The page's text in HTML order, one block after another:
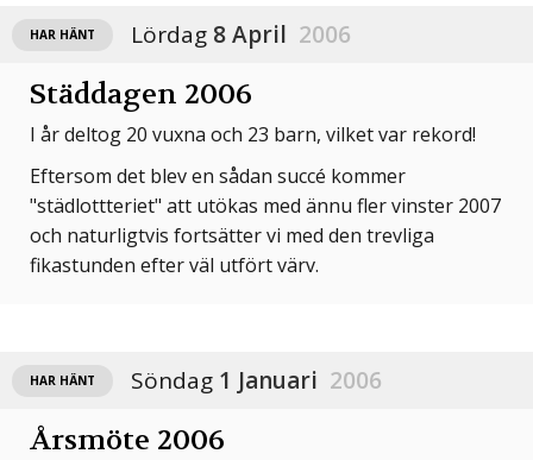
HAR HÄNT Lördag 8 April 2006
Städdagen 2006
I år deltog 20 vuxna och 23 barn, vilket var rekord!
Eftersom det blev en sådan succé kommer
"städlottteriet" att utökas med ännu fler vinster 2007
och naturligtvis fortsätter vi med den trevliga
fikastunden efter väl utfört värv.
HAR HÄNT Söndag 1 Januari 2006
Årsmöte 2006